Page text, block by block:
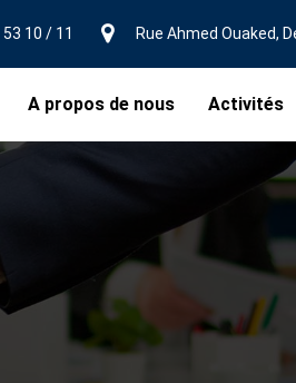
10 / 11 Rue Ahmed Ouaked,
A propos de nous Activités